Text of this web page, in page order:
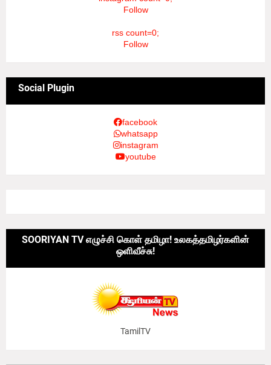
Follow
rss count=0;
Follow
Social Plugin
facebook
whatsapp
instagram
youtube
SOORIYAN TV எழுச்சி கொள் தமிழா! உலகத்தமிழர்களின்
ஒளிவீச்சு!
TamilTV